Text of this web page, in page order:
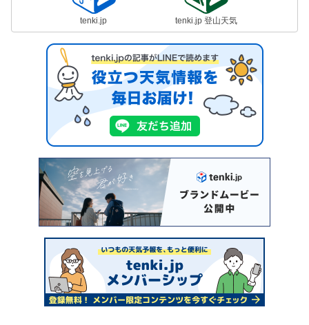
tenki.jp tenki.jp 登山天気